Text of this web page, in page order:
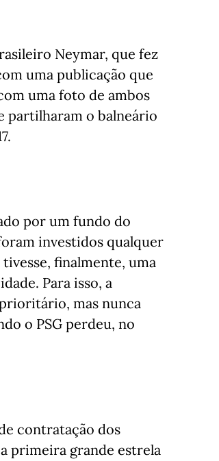
Neymar, que fez
uma publicação que
uma foto de ambos
partilharam o balneário
por um fundo do
investidos qualquer
finalmente, uma
Para isso, a
mas nunca
o PSG perdeu, no
contratação dos
primeira grande estrela